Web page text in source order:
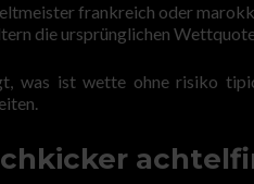
frankreich oder
die ursprünglichen
was ist wette ohne risiko